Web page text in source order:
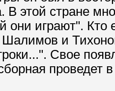
этой стране
они играют". Кто
Шалимов и
Свое